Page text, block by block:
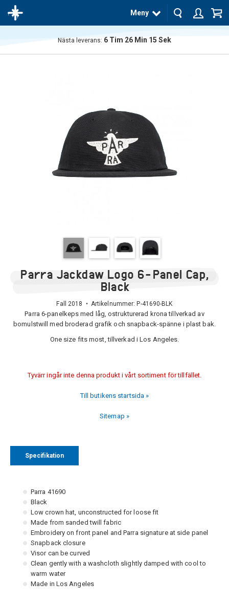
Meny
Nästa leverans: 6 Tim 26 Min 14 Sek
Parra Jackdaw Logo 6-Panel Cap,
Black
Fall 2018 • Artikelnummer: P-41690-BLK
Parra 6-panelkeps med låg, ostrukturerad krona tillverkad av
bomulstwill med broderad grafik och snapback-spänne i plast bak.
One size fits most, tillverkad i Los Angeles.
Tyvärr ingår inte denna produkt i vårt sortiment för tillfället.
Till butikens startsida »
Sitemap »
Specifikation
Parra 41690
Black
Low crown hat, unconstructed for loose fit
Made from sanded twill fabric
Embroidery on front panel and Parra signature at side panel
Snapback closure
Visor can be curved
Clean gently with a washcloth slightly damped with cool to
warm water
Made in Los Angeles